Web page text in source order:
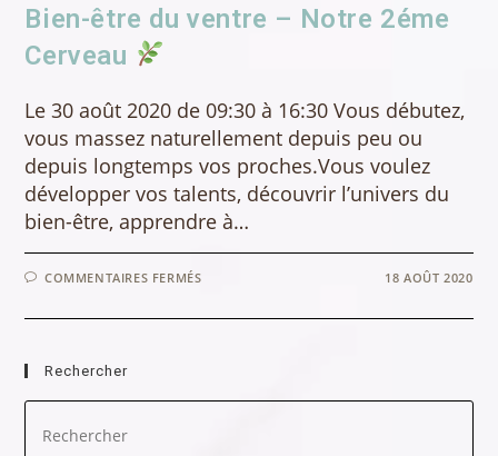
Bien-être du ventre – Notre 2éme
Cerveau
Le 30 août 2020 de 09:30 à 16:30 Vous débutez,
vous massez naturellement depuis peu ou
depuis longtemps vos proches.Vous voulez
développer vos talents, découvrir l’univers du
bien-être, apprendre à…
COMMENTAIRES FERMÉSSUR
D’INITIATION
–
18 AOÛT 2020
Rechercher